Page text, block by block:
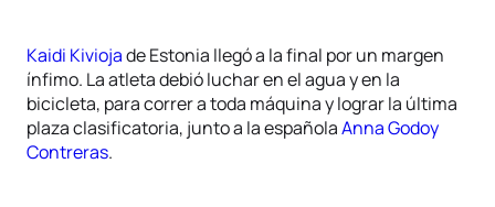
Kaidi Kiviojade Estonia llegó a la final por un margen
ínfimo. La atleta debió luchar en el agua y en la
bicicleta, para correr a toda máquina y lograr la última
plaza clasificatoria, junto a la españolaAnna Godoy
Contreras.